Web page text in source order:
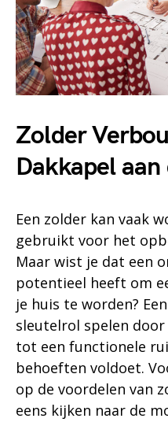
Zolder
Dakkapel
Een zolder kan vaak
gebruikt voor het
Maar wist je dat een
potentieel heeft om
je huis te worden?
sleutelrol spelen
tot een functionele
behoeften voldoet.
op de voordelen van
eens kijken naar de